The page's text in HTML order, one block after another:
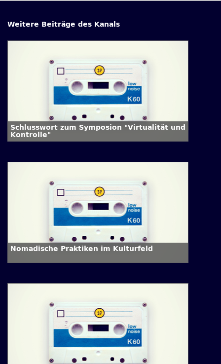
Weitere Beiträge des Kanals
Schlusswort zum Symposion "Virtualität und
Kontrolle"
Nomadische Praktiken im Kulturfeld